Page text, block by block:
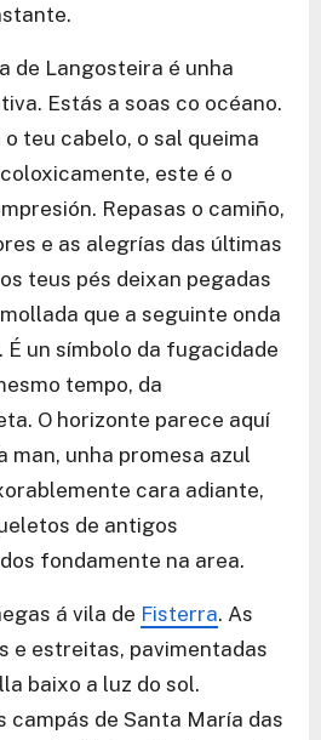
de Langosteira é unha
Estás a soas co océano.
teu cabelo, o sal queima
este é o
Repasas o camiño,
e as alegrías das últimas
teus pés deixan pegadas
que a seguinte onda
É un símbolo da fugacidade
tempo, da
O horizonte parece aquí
man, unha promesa azul
cara adiante,
de antigos
fondamente na area.
á vila de Fisterra. As
e estreitas, pavimentadas
baixo a luz do sol.
campás de Santa María das